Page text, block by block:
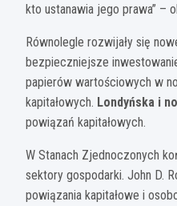
kto ustanawia jego prawa” –
Równolegle rozwijały się
bezpieczniejsze
papierów wartościowych w
kapitałowych. Londyńska i
powiązań kapitałowych.
W Stanach Zjednoczonych
sektory gospodarki. John D.
powiązania kapitałowe i